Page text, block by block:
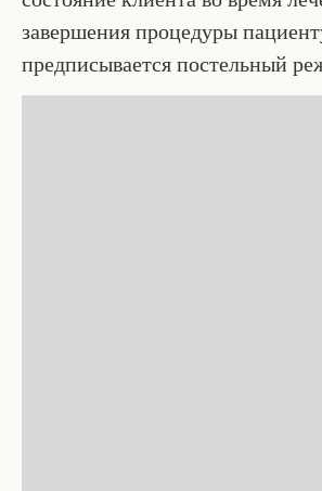
завершения процедуры
предписывается постельный